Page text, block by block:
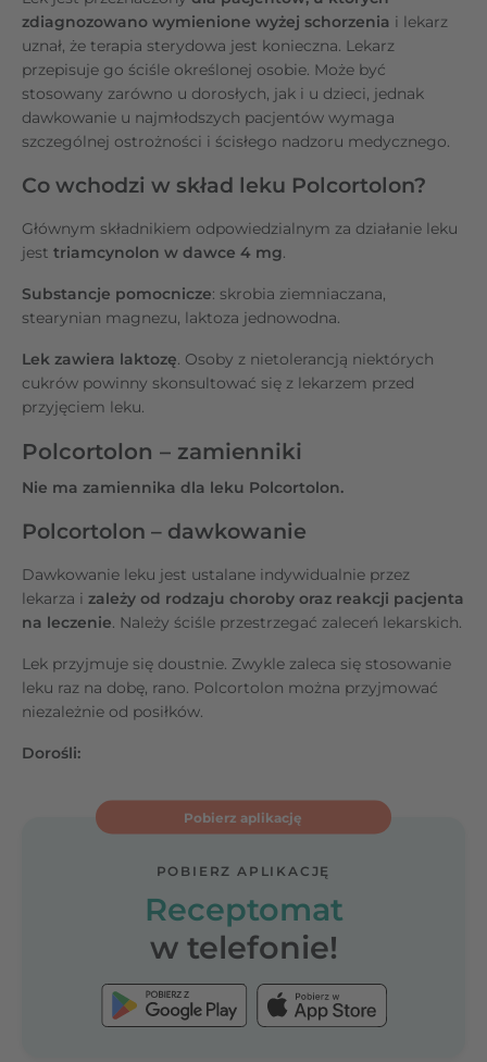
zdiagnozowano wymienione wyżej schorzenia i lekarz
uznał, że terapia sterydowa jest konieczna. Lekarz
przepisuje go ściśle określonej osobie. Może być
stosowany zarówno u dorosłych, jak i u dzieci, jednak
dawkowanie u najmłodszych pacjentów wymaga
szczególnej ostrożności i ścisłego nadzoru medycznego.
Co wchodzi w skład leku Polcortolon?
Głównym składnikiem odpowiedzialnym za działanie leku
jest triamcynolon w dawce 4 mg.
Substancje pomocnicze: skrobia ziemniaczana,
stearynian magnezu, laktoza jednowodna.
Lek zawiera laktozę. Osoby z nietolerancją niektórych
cukrów powinny skonsultować się z lekarzem przed
przyjęciem leku.
Polcortolon – zamienniki
Nie ma zamiennika dla leku Polcortolon.
Polcortolon – dawkowanie
Dawkowanie leku jest ustalane indywidualnie przez
lekarza i zależy od rodzaju choroby oraz reakcji pacjenta
na leczenie. Należy ściśle przestrzegać zaleceń lekarskich.
Lek przyjmuje się doustnie. Zwykle zaleca się stosowanie
leku raz na dobę, rano. Polcortolon można przyjmować
niezależnie od posiłków.
Dorośli:
Pobierz aplikację
POBIERZ APLIKACJĘ
Receptomat
w telefonie!